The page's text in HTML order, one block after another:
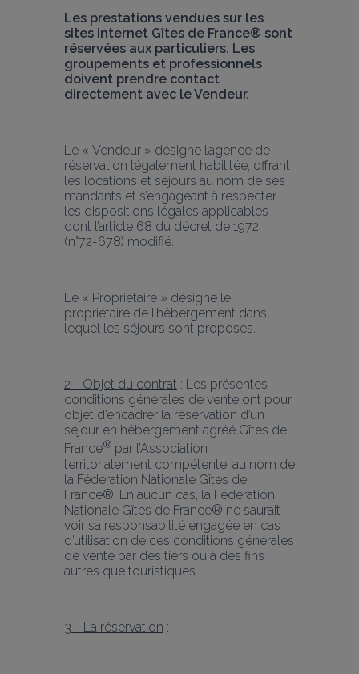
Les prestations vendues sur les
sites internet Gîtes de France® sont
réservées aux particuliers. Les
groupements et professionnels
doivent prendre contact
directement avec le Vendeur.
Le « Vendeur » désigne l’agence de
réservation légalement habilitée, offrant
les locations et séjours au nom de ses
mandants et s’engageant à respecter
les dispositions légales applicables
dont l’article 68 du décret de 1972
(n°72-678) modifié.
Le « Propriétaire » désigne le
propriétaire de l’hébergement dans
lequel les séjours sont proposés.
2 - Objet du contrat : Les présentes
conditions générales de vente ont pour
objet d’encadrer la réservation d’un
séjour en hébergement agréé Gîtes de
France® par l’Association
territorialement compétente, au nom de
la Fédération Nationale Gîtes de
France®. En aucun cas, la Fédération
Nationale Gîtes de France® ne saurait
voir sa responsabilité engagée en cas
d’utilisation de ces conditions générales
de vente par des tiers ou à des fins
autres que touristiques.
3 - La réservation :